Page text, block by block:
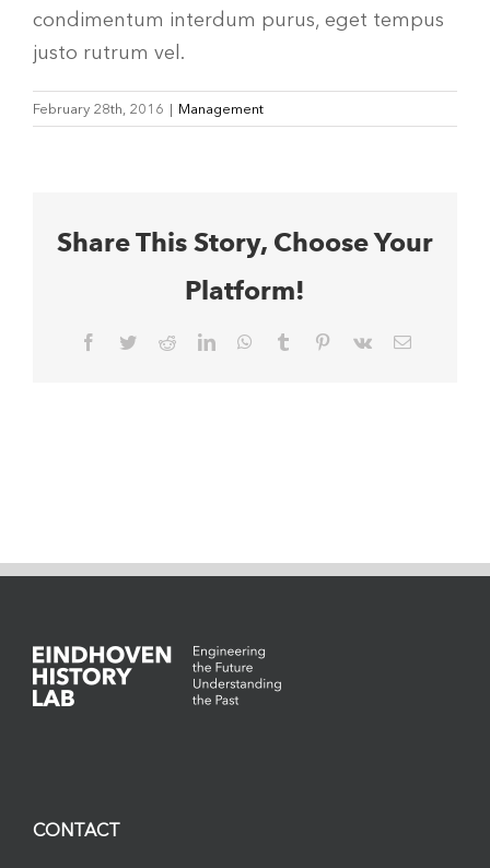
condimentum interdum purus, eget tempus
justo rutrum vel.
February 28th, 2016 | Management
Share This Story, Choose Your
Platform!
Facebook
TwitterRedditLinkedInWhatsApp
Tumblr Pinterest
Vk Email
CONTACT